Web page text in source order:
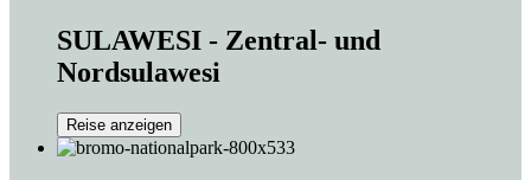
SULAWESI - Zentral- und
Nordsulawesi
Reise anzeigen